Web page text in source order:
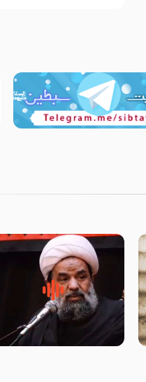
سلام جوانی که امام حسین علیه
السلام خودش جوابش را دادند